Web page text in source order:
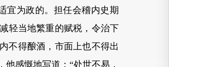
宜为政的。担任会稽内史期
轻当地繁重的赋税，令治下
不得酿酒，市面上也不得出
感慨地写道：“处世不易，